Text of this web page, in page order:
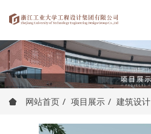
网站首页 项目展示 建筑设计